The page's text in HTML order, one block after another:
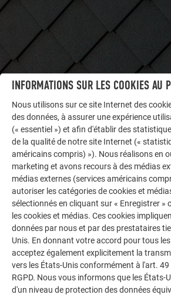
LAISSEZ-VOUS INSPIRER
AUTRES BÂTIMENTS
La galerie de références PREFA
polyvalence de l’aluminium.
impressionnants avec les solutions
durables de PREFA pour toitures,
façades.
VOIR DAVANTAGE DE RÉFÉRENCES
INFORMATIONS SUR LES COOKIES AU
Nous utilisons sur ce site Internet des
des données, à assurer une expérience
(« essentiel ») et afin d'établir des
de la qualité de notre site Internet («
américains compris) »). Nous réalisons en
marketing et avons recours à des médias
médias externes (services américains
autoriser les catégories de cookies et
sélectionnés en cliquant sur « Enregistrer »
les cookies et médias. Ces cookies
données par nous et par des prestataires
Unis. En donnant votre accord pour tous
acceptez également explicitement la
vers les États-Unis conformément à l'art.
RGPD. Nous vous informons que les États-
d'un niveau de protection des données